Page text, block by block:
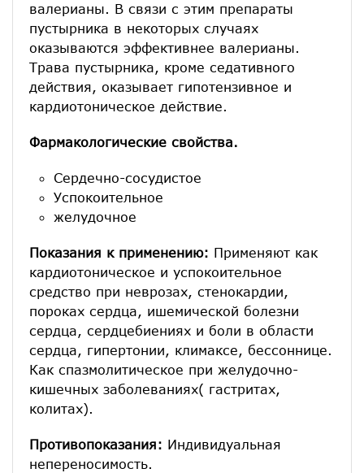
валерианы. В связи с этим препараты
пустырника в некоторых случаях
оказываются эффективнее валерианы.
Трава пустырника, кроме седативного
действия, оказывает гипотензивное и
кардиотоническое действие.
Фармакологические свойства.
Сердечно-сосудистое
Успокоительное
желудочное
Показания к применению: Применяют как
кардиотоническое и успокоительное
средство при неврозах, стенокардии,
пороках сердца, ишемической болезни
сердца, сердцебиениях и боли в области
сердца, гипертонии, климаксе, бессоннице.
Как спазмолитическое при желудочно-
кишечных заболеваниях( гастритах,
колитах).
Противопоказания: Индивидуальная
непереносимость.